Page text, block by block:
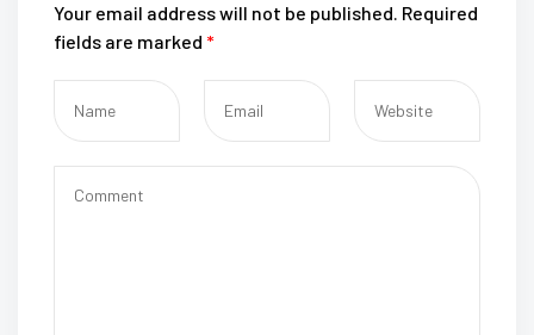
Your email address will not be published. Required
fields are marked *